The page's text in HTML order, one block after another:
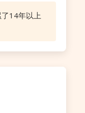
14年以上